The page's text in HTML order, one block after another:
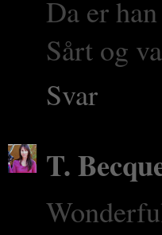
Da er
Sårt og
Svar
T.